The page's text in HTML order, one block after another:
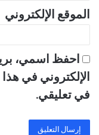
الموقع الإلكتروني
احفظ اسمي،
الإلكتروني في
في تعليقي.